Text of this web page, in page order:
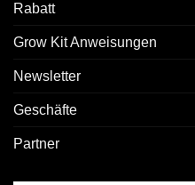
Rabatt
Grow Kit Anweisungen
Newsletter
Geschäfte
Partner